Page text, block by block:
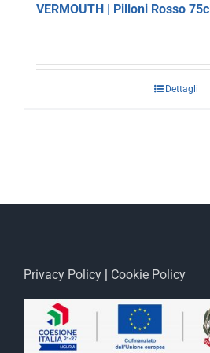
VERMOUTH | Pilloni Rosso 75cl
Dettagli
Privacy Policy Cookie Policy